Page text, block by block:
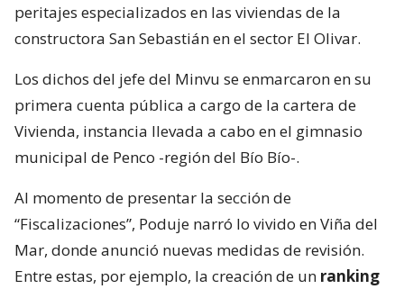
peritajes especializados en las viviendas de la
constructora San Sebastián en el sector El Olivar.
Los dichos del jefe del Minvu se enmarcaron en su
primera cuenta pública a cargo de la cartera de
Vivienda, instancia llevada a cabo en el gimnasio
municipal de Penco -región del Bío Bío-.
Al momento de presentar la sección de
“Fiscalizaciones”, Poduje narró lo vivido en Viña del
Mar, donde anunció nuevas medidas de revisión.
Entre estas, por ejemplo, la creación de un ranking